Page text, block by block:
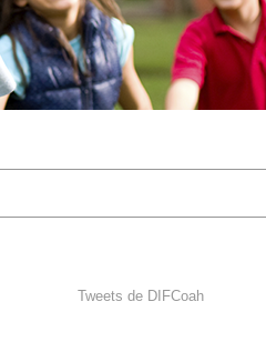
Tweets de DIFCoah